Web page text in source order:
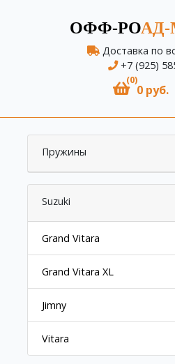
ОФФ-РО
Доставка по
+7 (925)
(0)
0 руб.
Пружины
Suzuki
Grand Vitara
Grand Vitara XL
Jimny
Vitara